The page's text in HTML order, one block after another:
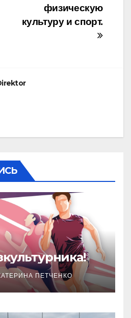
физическую
культуру и спорт.
ПЕТЧЕНКО